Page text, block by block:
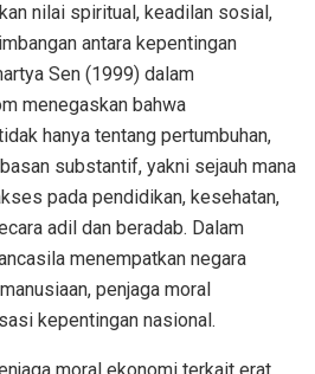
nilai spiritual, keadilan sosial,
antara kepentingan
Sen (1999) dalam
menegaskan bahwa
hanya tentang pertumbuhan,
substantif, yakni sejauh mana
pada pendidikan, kesehatan,
adil dan beradab. Dalam
menempatkan negara
penjaga moral
kepentingan nasional.